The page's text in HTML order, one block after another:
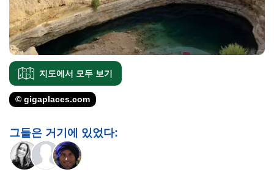
지도에서 모두 보기
© gigaplaces.com
그들은 거기에 있었다: